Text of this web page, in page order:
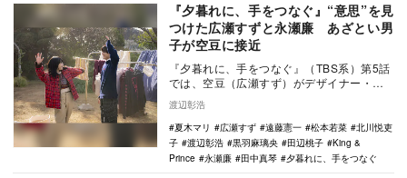
『夕暮れに、手をつなぐ』“意思”を見
つけた広瀬すずと永瀬廉 あざとい男
子が空豆に接近
『夕暮れに、手をつなぐ』（TBS系）第5話
では、空豆（広瀬すず）がデザイナー・久
遠徹（遠藤憲一）の手がけるブランド「ア
ンダーソニ…
渡辺彰浩
夏木マリ
広瀬すず 遠藤憲一 松本若菜
北川悦吏
子
渡辺彰浩 黒羽麻璃央 田辺桃子
King &
Prince
永瀬廉 田中真琴 夕暮れに、手をつなぐ